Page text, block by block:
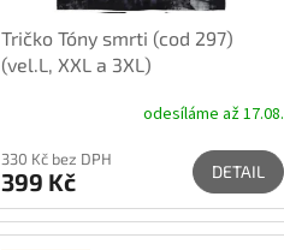
Tričko Tóny smrti (cod 297)
(vel.L, XXL a 3XL)
odesíláme až 17.08.
330 Kč bez DPH
399 Kč DETAIL